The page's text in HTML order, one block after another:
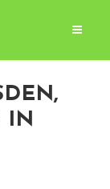
IN